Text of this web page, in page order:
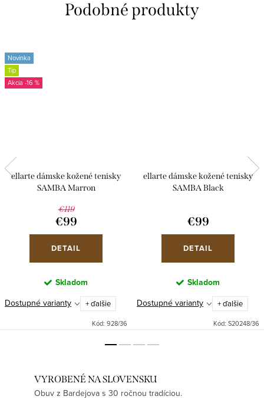
Novinka
Tip
-16 %
ellarte dámske kožené tenisky
SAMBA Marron
€119
€99
DETAIL
Skladom
Dostupné varianty + ďalšie
Kód: 928/36
ellarte dámske kožené tenisky
SAMBA Black
€99
DETAIL
Skladom
Dostupné varianty + ďalšie
Kód: S20248/36
VYROBENÉ NA SLOVENSKU
Obuv z Bardejova s 30 ročnou tradíciou.